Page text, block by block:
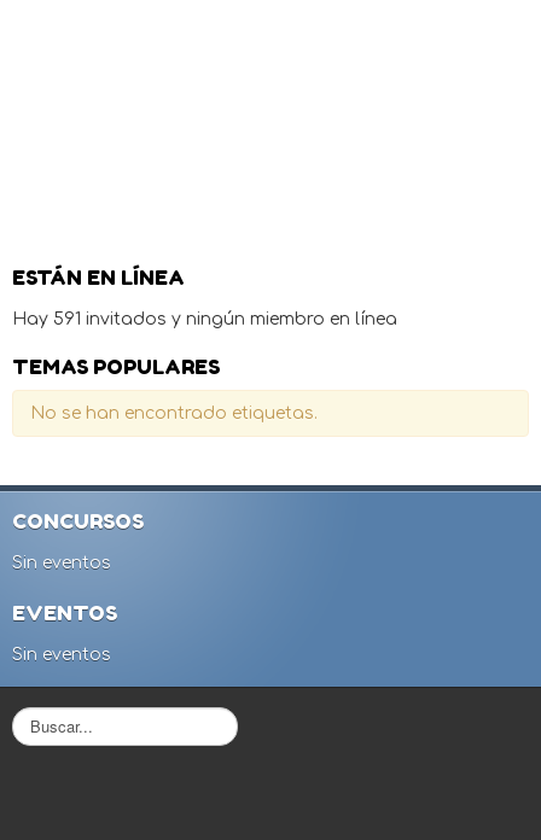
ESTÁN EN LÍNEA
Hay 591 invitados y ningún miembro en línea
TEMAS POPULARES
No se han encontrado etiquetas.
CONCURSOS
Sin eventos
EVENTOS
Sin eventos
B
u